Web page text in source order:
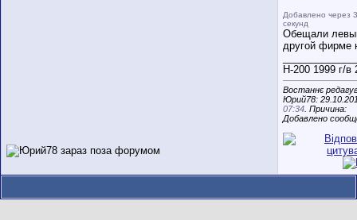
Добавлено через
секунд
Обещали
другой фирме
Н-200 1999 г/в
Востаннє
Юрий78:
07:34 . Причина:
Добавлено